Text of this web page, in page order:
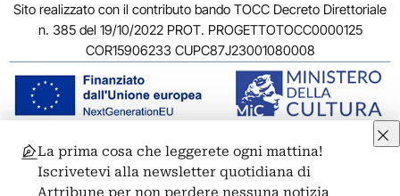
Sito realizzato con il contributo bando TOCC Decreto Direttoriale
n. 385 del 19/10/2022 PROT. PROGETTOTOCC0000125
COR15906233 CUPC87J23001080008
© 2011-2026 ARTRIBUNE srl – Corso Vittorio Emanuele II, 287 –
00186 Roma - P.I. 11381581005
La prima cosa che leggerete ogni mattina!
Iscrivetevi alla newsletter quotidiana di
Artribune per non perdere nessuna notizia